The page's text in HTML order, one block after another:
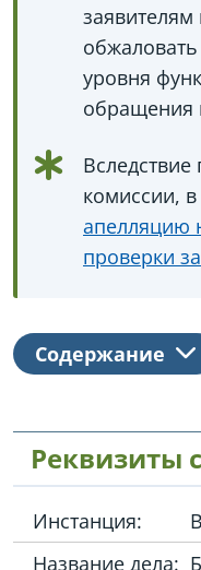
уровня
обращения
комиссии,
апелляцию
проверки
Содержание
Реквизиты
Инстанция:
Название дела: